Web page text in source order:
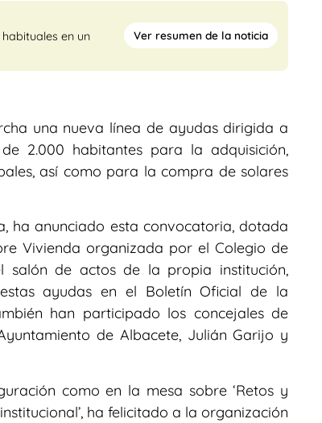
en un
Ver resumen de la noticia
una nueva línea de ayudas dirigida a
2.000 habitantes para la adquisición,
así como para la compra de solares
ha anunciado esta convocatoria, dotada
Vivienda organizada por el Colegio de
salón de actos de la propia institución,
ayudas en el Boletín Oficial de la
han participado los concejales de
de Albacete, Julián Garijo y
como en la mesa sobre ‘Retos y
ha felicitado a la organización